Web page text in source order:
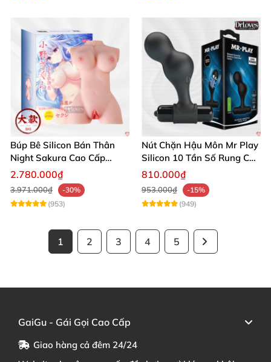
Búp Bê Silicon Bán Thân
Night Sakura Cao Cấp
Rung Đa Chức Năng
2.780.000₫
3.971.000₫
-30%
(953)
Nút Chặn Hậu Môn Mr Play
Silicon 10 Tần Số Rung Cao
Cấp
810.000₫
953.000₫
-15%
(949)
1 2 3 4 5
GaiGu - Gái Gọi Cao Cấp
Giao hàng cả đêm 24/24